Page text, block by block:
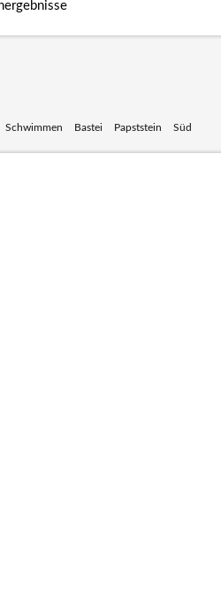
Schwimmen Bastei Papststein Süd